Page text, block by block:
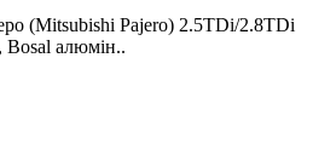
(Mitsubishi Pajero) 2.5TDi/2.8TDi
Bosal алюмін..